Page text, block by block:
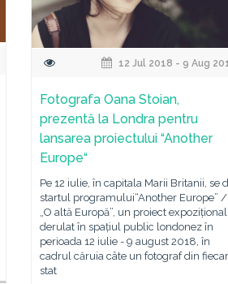
12 Jul 2018 - 9 Aug
Fotografa Oana Stoian,
prezentă la Londra pentru
lansarea proiectului “Another
Europe“
Pe 12 iulie, în capitala Marii Britanii, se
startul programului“Another Europe” /
„O altă Europă”, un proiect expozițional
derulat în spațiul public londonez în
perioada 12 iulie - 9 august 2018, în
cadrul căruia câte un fotograf din
stat